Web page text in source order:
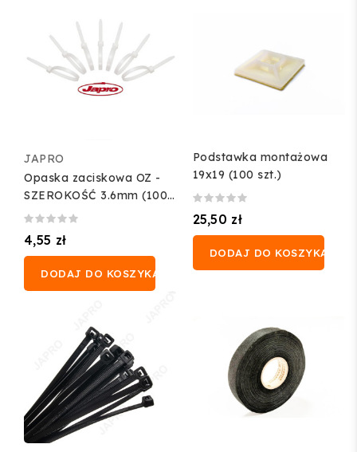
JAPRO
Opaska zaciskowa OZ -
SZEROKOŚĆ 3.6mm (100
szt.)
4,55 zł
DODAJ DO KOSZYKA
Podstawka montażowa
19x19 (100 szt.)
25,50 zł
DODAJ DO KOSZYKA